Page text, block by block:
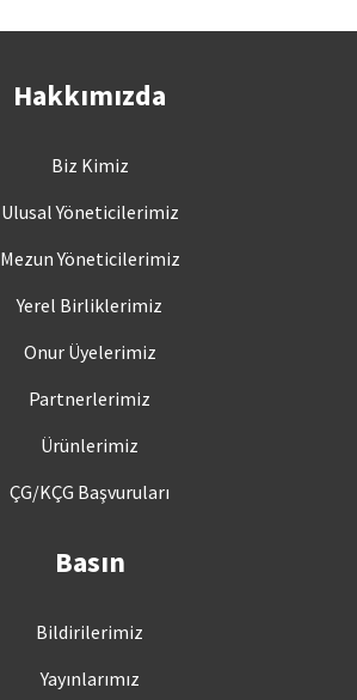
Hakkımızda
Biz Kimiz
Ulusal Yöneticilerimiz
Mezun Yöneticilerimiz
Yerel Birliklerimiz
Onur Üyelerimiz
Partnerlerimiz
Ürünlerimiz
ÇG/KÇG Başvuruları
Basın
Bildirilerimiz
Yayınlarımız